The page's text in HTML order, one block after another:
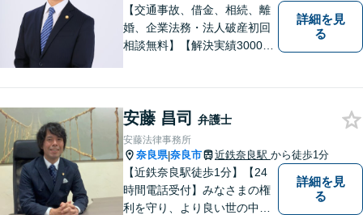
【交通事故、借金、相続、離
婚、企業法務・法人破産初回
相談無料】【解決実績3000件
務のお悩みは【弁護士法人ｉ
（アイ）奈良法律事務所】に
おまかせください！
詳細を見
る
安藤 昌司 弁護士
安藤法律事務所
奈良県|奈良市 近鉄奈良駅 から徒歩1分
【近鉄奈良駅徒歩1分】【24
時間電話受付】みなさまの権
利を守り、より良い世の中に
詳細を見
る